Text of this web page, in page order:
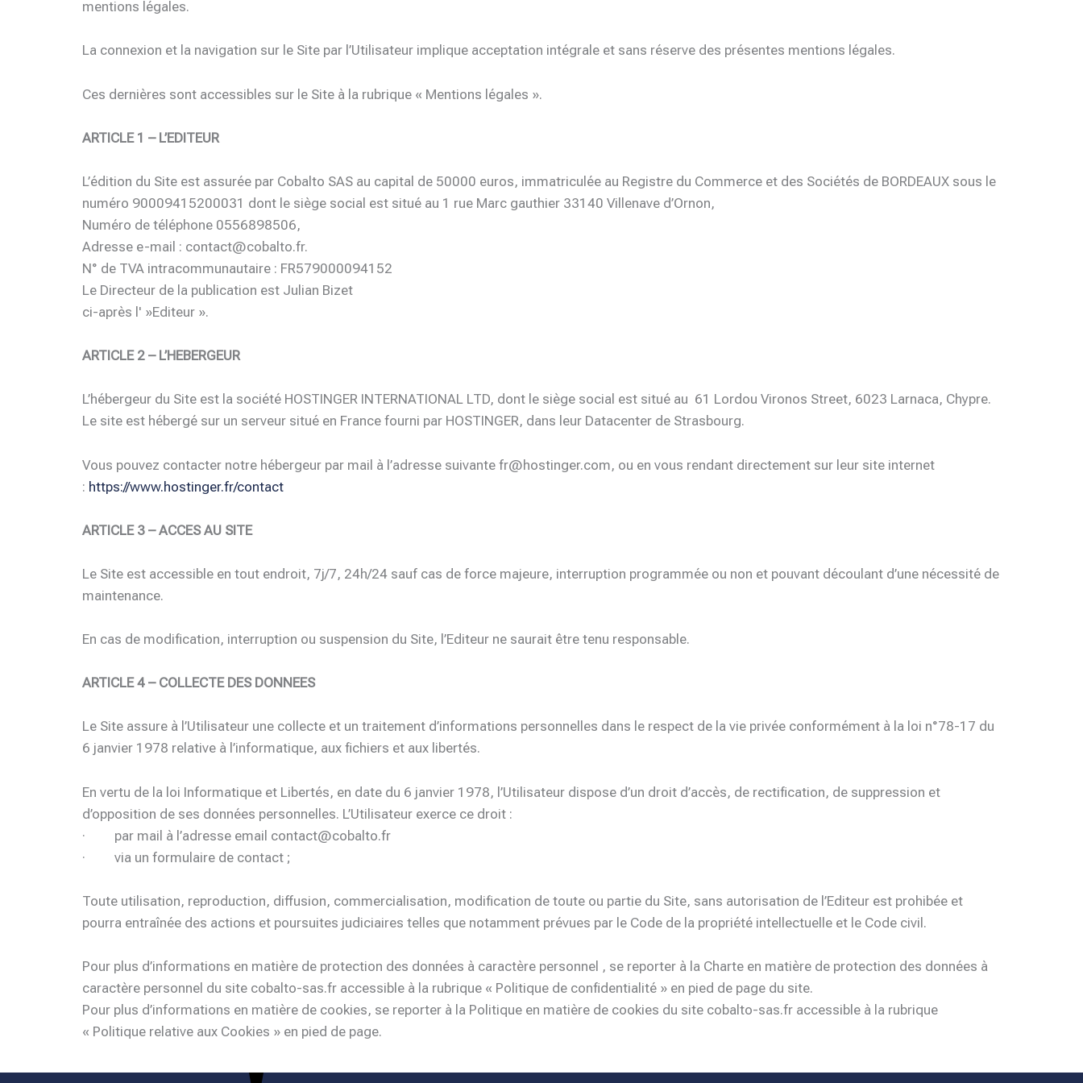
mentions légales.
La connexion et la navigation sur le Site par l’Utilisateur implique acceptation intégrale et sans réserve des présentes mentions légales.
Ces dernières sont accessibles sur le Site à la rubrique « Mentions légales ».
ARTICLE 1 – L’EDITEUR
L’édition du Site est assurée par Cobalto SAS au capital de 50000 euros, immatriculée au Registre du Commerce et des Sociétés de BORDEAUX sous le
numéro 90009415200031 dont le siège social est situé au 1 rue Marc gauthier 33140 Villenave d’Ornon,
Numéro de téléphone 0556898506,
Adresse e-mail : contact@cobalto.fr.
N° de TVA intracommunautaire : FR579000094152
Le Directeur de la publication est Julian Bizet
ci-après l' »Editeur ».
ARTICLE 2 – L’HEBERGEUR
L’hébergeur du Site est la société HOSTINGER INTERNATIONAL LTD, dont le siège social est situé au 61 Lordou Vironos Street, 6023 Larnaca, Chypre.
Le site est hébergé sur un serveur situé en France fourni par HOSTINGER, dans leur Datacenter de Strasbourg.
Vous pouvez contacter notre hébergeur par mail à l’adresse suivante fr@hostinger.com, ou en vous rendant directement sur leur site internet
: https://www.hostinger.fr/contact
ARTICLE 3 – ACCES AU SITE
Le Site est accessible en tout endroit, 7j/7, 24h/24 sauf cas de force majeure, interruption programmée ou non et pouvant découlant d’une nécessité de
maintenance.
En cas de modification, interruption ou suspension du Site, l’Editeur ne saurait être tenu responsable.
ARTICLE 4 – COLLECTE DES DONNEES
Le Site assure à l’Utilisateur une collecte et un traitement d’informations personnelles dans le respect de la vie privée conformément à la loi n°78-17 du
6 janvier 1978 relative à l’informatique, aux fichiers et aux libertés.
En vertu de la loi Informatique et Libertés, en date du 6 janvier 1978, l’Utilisateur dispose d’un droit d’accès, de rectification, de suppression et
d’opposition de ses données personnelles. L’Utilisateur exerce ce droit :
· par mail à l’adresse email contact@cobalto.fr
· via un formulaire de contact ;
Toute utilisation, reproduction, diffusion, commercialisation, modification de toute ou partie du Site, sans autorisation de l’Editeur est prohibée et
pourra entraînée des actions et poursuites judiciaires telles que notamment prévues par le Code de la propriété intellectuelle et le Code civil.
Pour plus d’informations en matière de protection des données à caractère personnel , se reporter à la Charte en matière de protection des données à
caractère personnel du site cobalto-sas.fr accessible à la rubrique « Politique de confidentialité » en pied de page du site.
Pour plus d’informations en matière de cookies, se reporter à la Politique en matière de cookies du site cobalto-sas.fr accessible à la rubrique
« Politique relative aux Cookies » en pied de page.